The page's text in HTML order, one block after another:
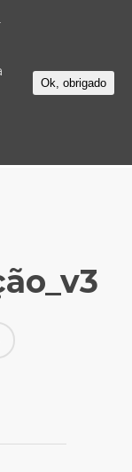
Ok, obrigado